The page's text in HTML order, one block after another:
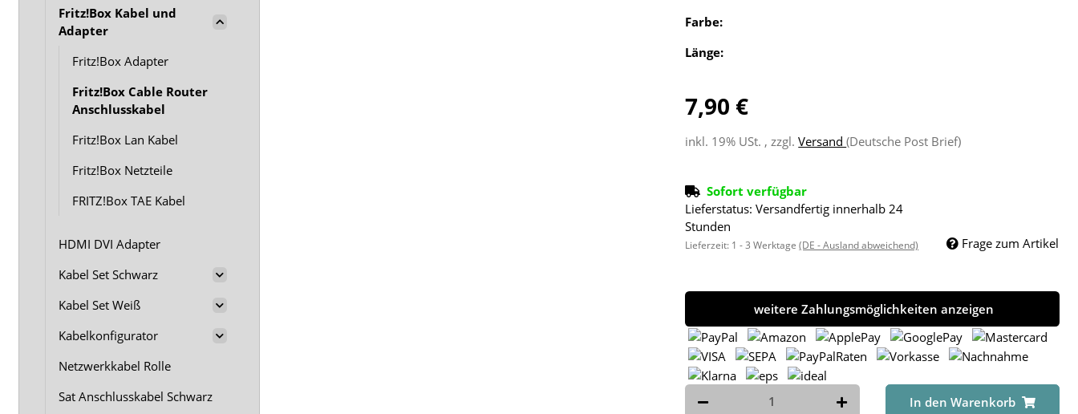
Farbe:
Länge:
7,90 €
inkl. 19% USt. , zzgl.Versand(Deutsche Post Brief)
Sofort verfügbar
Lieferstatus: Versandfertig innerhalb 24
Stunden
Lieferzeit: 1 - 3 Werktage(DE - Ausland abweichend) Frage zum Artikel
weitere Zahlungsmöglichkeiten anzeigen
In den Warenkorb
Fritz!Box Kabel und
Adapter
Fritz!Box Adapter
Fritz!Box Cable Router
Anschlusskabel
Fritz!Box Lan Kabel
Fritz!Box Netzteile
FRITZ!Box TAE Kabel
HDMI DVI Adapter
Kabel Set Schwarz
Kabel Set Weiß
Kabelkonfigurator
Netzwerkkabel Rolle
Sat Anschlusskabel Schwarz